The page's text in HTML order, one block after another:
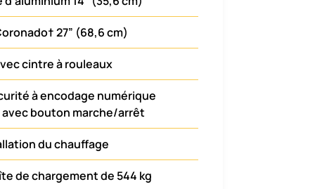
27” (68,6 cm)
cintre à rouleaux
à encodage numérique
avec bouton marche/arrêt
du chauffage
de chargement de 544 kg